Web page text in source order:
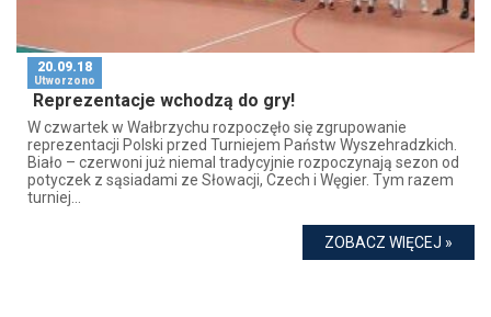
20.09.18
Utworzono
Reprezentacje wchodzą do gry!
W czwartek w Wałbrzychu rozpoczęło się zgrupowanie
reprezentacji Polski przed Turniejem Państw Wyszehradzkich.
Biało – czerwoni już niemal tradycyjnie rozpoczynają sezon od
potyczek z sąsiadami ze Słowacji, Czech i Węgier. Tym razem
turniej...
ZOBACZ WIĘCEJ »